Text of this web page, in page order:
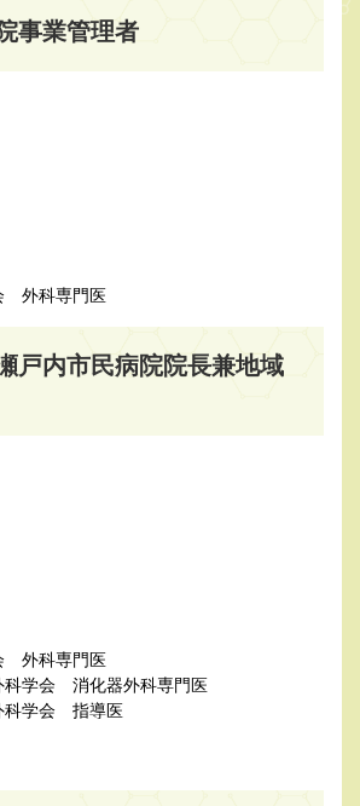
事業管理者
外科専門医
戸内市民病院院長兼地域
外科専門医
科学会 消化器外科専門医
科学会 指導医